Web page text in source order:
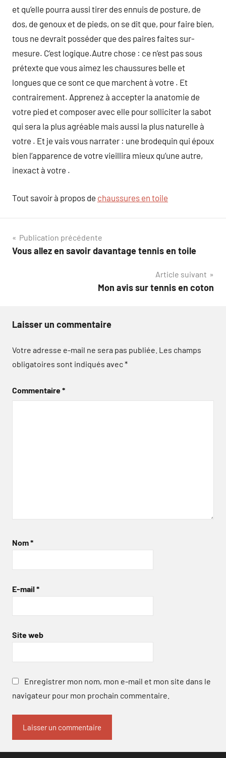
et qu’elle pourra aussi tirer des ennuis de posture, de
dos, de genoux et de pieds, on se dit que, pour faire bien,
tous ne devrait posséder que des paires faites sur-
mesure. C’est logique.Autre chose : ce n’est pas sous
prétexte que vous aimez les chaussures belle et
longues que ce sont ce que marchent à votre . Et
contrairement. Apprenez à accepter la anatomie de
votre pied et composer avec elle pour solliciter la sabot
qui sera la plus agréable mais aussi la plus naturelle à
votre . Et je vais vous narrater : une brodequin qui époux
bien l’apparence de votre vieillira mieux qu’une autre,
inexact à votre .
Tout savoir à propos de chaussures en toile
Navigation
de
Publication précédente
Vous allez en savoir davantage tennis en toile
Article suivant
Mon avis sur tennis en coton
Laisser un commentaire
Votre adresse e-mail ne sera pas publiée. Les champs
obligatoires sont indiqués avec*
Commentaire*
Nom*
E-mail *
Site web
Enregistrer mon nom, mon e-mail et mon site dans le
navigateur pour mon prochain commentaire.